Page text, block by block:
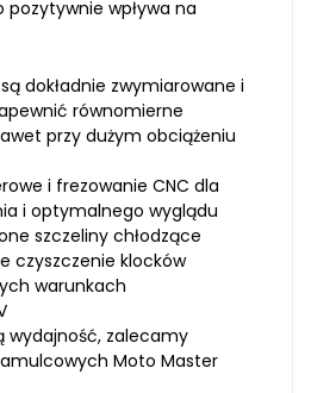
wpływa na
dokładnie zwymiarowane i
równomierne
przy dużym obciążeniu
i frezowanie CNC dla
i optymalnego wyglądu
szczeliny chłodzące
czyszczenie klocków
warunkach
wydajność, zalecamy
Moto Master